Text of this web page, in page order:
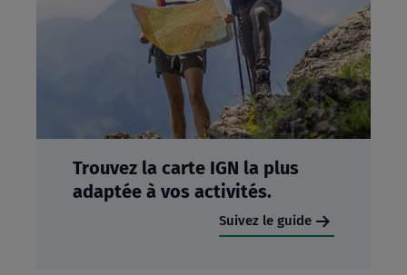
Trouvez la carte IGN la plus
adaptée à vos activités.
Suivez le guide